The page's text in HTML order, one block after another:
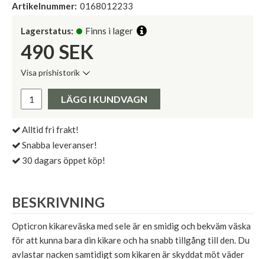
Artikelnummer: 0168012233
Lagerstatus: Finns i lager
490 SEK
Visa prishistorik
Pris:
LÄGG I KUNDVAGN
Alltid fri frakt!
Snabba leveranser!
30 dagars öppet köp!
BESKRIVNING
Opticron kikareväska med sele är en smidig och bekväm väska
för att kunna bara din kikare och ha snabb tillgång till den. Du
avlastar nacken samtidigt som kikaren är skyddat möt väder